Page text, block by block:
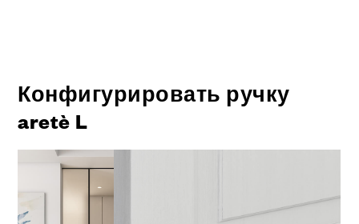
Конфигурировать ручку
aretè L